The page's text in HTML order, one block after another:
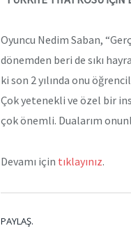
Oyuncu Nedim Saban,
dönemden beri de sıkı
ki son 2 yılında onu
Çok yetenekli ve özel bir
çok önemli. Dualarım
Devamı için tıklayınız.
PAYLAŞ.